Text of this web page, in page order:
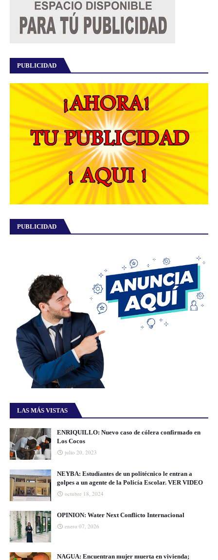
PUBLICIDAD
PUBLICIDAD
LAS MÁS VISTAS
ENRIQUILLO: Nuevo caso de cólera confirmado en
Los Cocos
julio 20, 2023
NEYBA: Estudiantes de un politécnico le entran a
golpes a un agente de la Policía Escolar. VER VIDEO
octubre 18, 2024
OPINION: Water Next Conflicto Internacional
enero 07, 2026
NAGUA: Encuentran mujer muerta en vivienda;